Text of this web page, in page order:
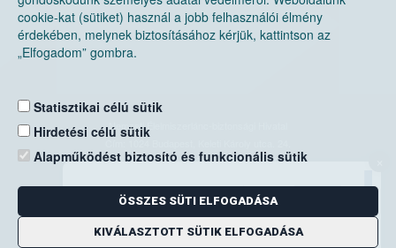
cookie-kat (sütiket) használ a jobb felhasználói élmény
érdekében, melynek biztosításához kérjük, kattintson az
„Elfogadom” gombra.
Statisztikai célú sütik
Hirdetési célú sütik
Alapműködést biztosító és funkcionális sütik
ÖSSZES SÜTI ELFOGADÁSA
KIVÁLASZTOTT SÜTIK ELFOGADÁSA
Nemzeti Élelmiszerlánc-biztonsági Hivatal
Levelezési cím: 1525 Budapest. Pf. 30.
E-mail:ugyfelszolgalat@nebih.gov.hu
Zöld szám: 06-80/263-244
Telefon: 06-1/ 336-9000